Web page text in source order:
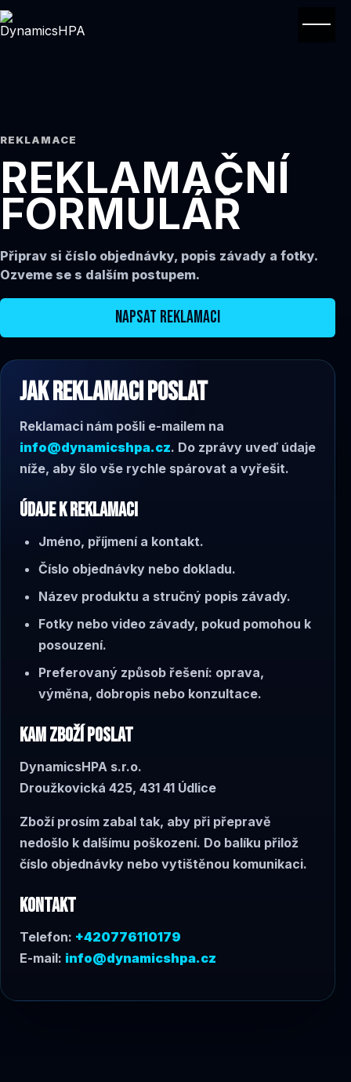
REKLAMACE
REKLAMAČNÍ
FORMULÁŘ
Připrav si číslo objednávky, popis závady a fotky.
Ozveme se s dalším postupem.
NAPSAT REKLAMACI
JAK REKLAMACI POSLAT
Reklamaci nám pošli e-mailem na
info@dynamicshpa.cz. Do zprávy uveď údaje
níže, aby šlo vše rychle spárovat a vyřešit.
ÚDAJE K REKLAMACI
Jméno, příjmení a kontakt.
Číslo objednávky nebo dokladu.
Název produktu a stručný popis závady.
Fotky nebo video závady, pokud pomohou k
posouzení.
Preferovaný způsob řešení: oprava,
výměna, dobropis nebo konzultace.
KAM ZBOŽÍ POSLAT
DynamicsHPA s.r.o.
Droužkovická 425, 431 41 Údlice
Zboží prosím zabal tak, aby při přepravě
nedošlo k dalšímu poškození. Do balíku přilož
číslo objednávky nebo vytištěnou komunikaci.
KONTAKT
Telefon: +420776110179
E-mail: info@dynamicshpa.cz